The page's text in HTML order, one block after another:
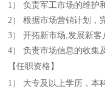
1） 负责军工市场的维护
2） 根据市场营销计划，
3） 开拓新市场,发展新客
4） 负责市场信息的收集
【任职资格】
1） 大专及以上学历，本